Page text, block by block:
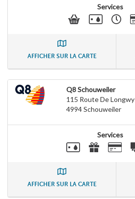
Services
AFFICHER SUR LA CARTE
Q8 Schouweiler
115 Route De Longwy
4994Schouweiler
Services
AFFICHER SUR LA CARTE